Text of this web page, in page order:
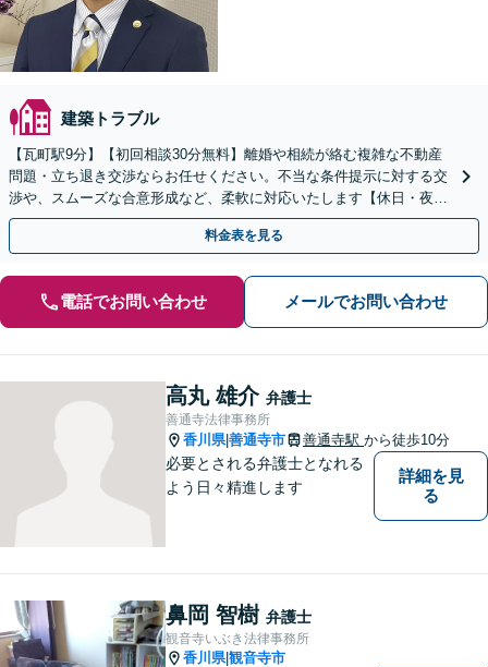
建築トラブル
【瓦町駅9分】【初回相談30分無料】離婚や相続が絡む複雑な不動産
問題・立ち退き交渉ならお任せください。不当な条件提示に対する交
渉や、スムーズな合意形成など、柔軟に対応いたします【休日・夜間
対応】【電話相談可】【身近で気軽に相談できる弁護士】
料金表を見る
電話でお問い合わせ メールでお問い合わせ
高丸 雄介 弁護士
善通寺法律事務所
香川県|善通寺市 善通寺駅 から徒歩10分
必要とされる弁護士となれる
よう日々精進します
詳細を見
る
鼻岡 智樹 弁護士
観音寺いぶき法律事務所
香川県|観音寺市